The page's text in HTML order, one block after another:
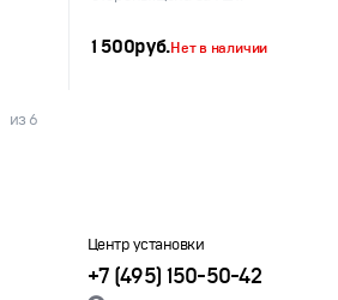
1 500руб.Нет в наличии
из 6
Центр установки
+7 (495) 150-50-42